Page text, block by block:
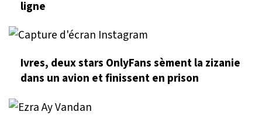
ligne
Ivres, deux stars OnlyFans sèment la zizanie
dans un avion et finissent en prison